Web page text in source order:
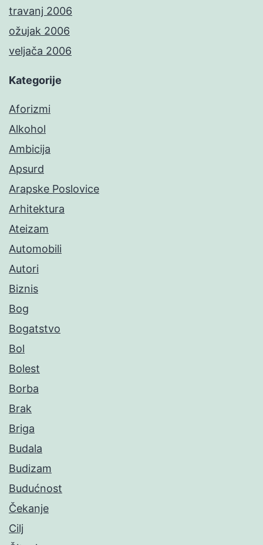
travanj 2006
ožujak 2006
veljača 2006
Kategorije
Aforizmi
Alkohol
Ambicija
Apsurd
Arapske Poslovice
Arhitektura
Ateizam
Automobili
Autori
Biznis
Bog
Bogatstvo
Bol
Bolest
Borba
Brak
Briga
Budala
Budizam
Budućnost
Čekanje
Cilj